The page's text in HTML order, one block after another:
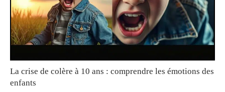
La crise de colère à 10 ans : comprendre les émotions des
enfants